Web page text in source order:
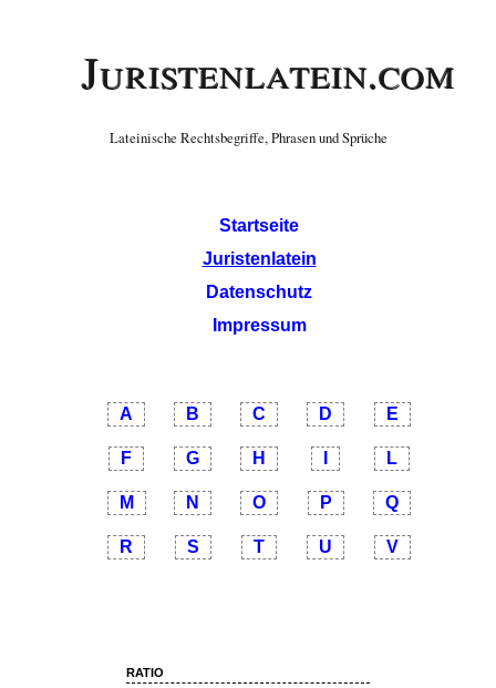
Juristenlatein.com
Lateinische Rechtsbegriffe, Phrasen und Sprüche
Startseite
Juristenlatein
Datenschutz
Impressum
A B C D E
F G H L
M N O P Q
R S T U V
ratio